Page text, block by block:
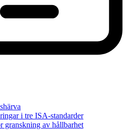
i tre ISA-standarder
granskning av hållbarhet